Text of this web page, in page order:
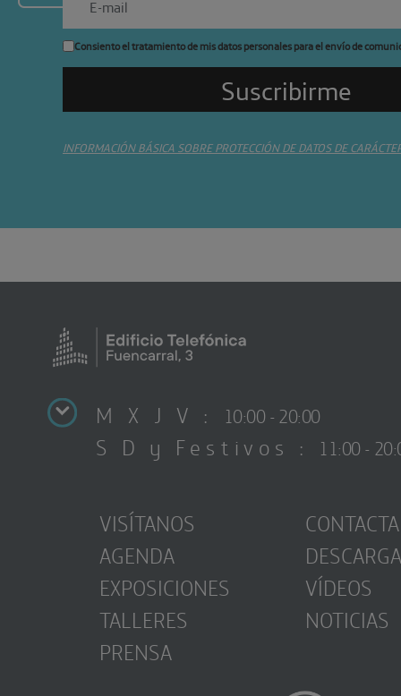
Consiento el tratamiento de mis datos personales para el envío de
INFORMACIÓN BÁSICA SOBRE PROTECCIÓN DE DATOS DE
M X J V : 10:00 - 20:00
S D y Festivos : 11:00 -
VISÍTANOS
AGENDA
EXPOSICIONES
TALLERES
PRENSA
CONTACTA
VÍDEOS
NOTICIAS